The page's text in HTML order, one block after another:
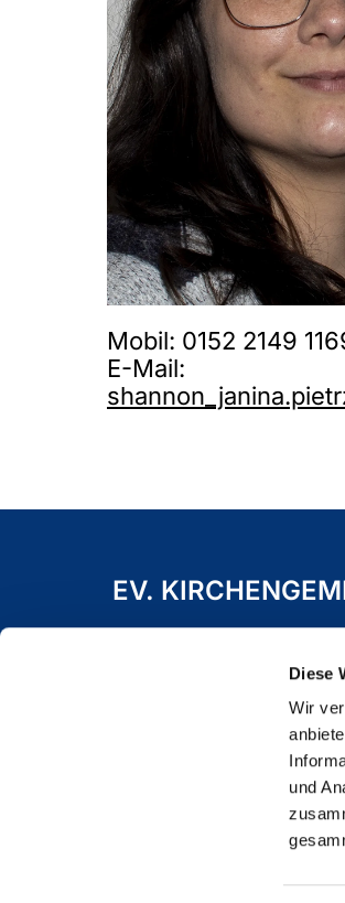
Diese
Wir
und
Mobil: 0152 2149
E-Mail:
EV.